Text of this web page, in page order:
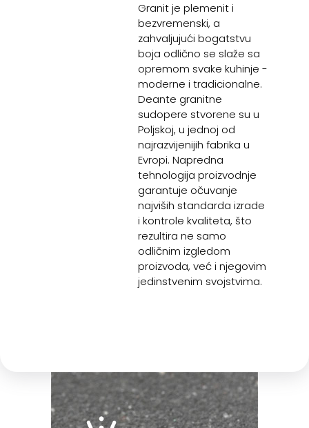
Granit je plemenit i
bezvremenski, a
zahvaljujući bogatstvu
boja odlično se slaže sa
opremom svake kuhinje -
moderne i tradicionalne.
Deante granitne
sudopere stvorene su u
Poljskoj, u jednoj od
najrazvijenijih fabrika u
Evropi. Napredna
tehnologija proizvodnje
garantuje očuvanje
najviših standarda izrade
i kontrole kvaliteta, što
rezultira ne samo
odličnim izgledom
proizvoda, već i njegovim
jedinstvenim svojstvima.